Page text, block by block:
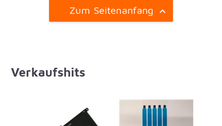
Zum Seitenanfang 
Verkaufshits